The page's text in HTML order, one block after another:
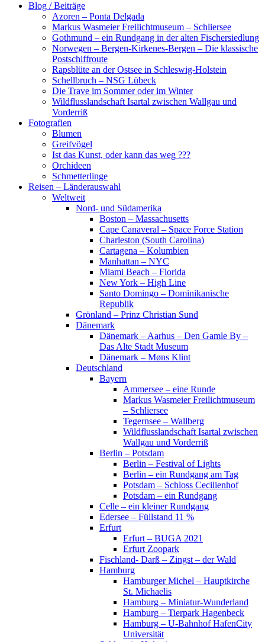
Blog / Beiträge
Azoren – Ponta Delgada
Markus Wasmeier Freilichtmuseum – Schliersee
Gothmund – ein Rundgang in der alten Fischersiedlung
Norwegen – Bergen-Kirkenes-Bergen – Die klassische
Postschiffroute
Rapsblüte an der Ostsee in Schleswig-Holstein
Schellbruch – NSG Lübeck
Die Trave im Sommer oder im Winter
Wildflusslandschaft Isartal zwischen Wallgau und
Vorderriß
Fotografien
Blumen
Greifvögel
Ist das Kunst, oder kann das weg ???
Orchideen
Schmetterlinge
Reisen – Länderauswahl
Weltweit
Nord- und Südamerika
Boston – Massachusetts
Cape Canaveral – Space Force Station
Charleston (South Carolina)
Cartagena – Kolumbien
Manhattan – NYC
Miami Beach – Florida
New York – High Line
Santo Domingo – Dominikanische
Republik
Grönland – Prinz Christian Sund
Dänemark
Dänemark – Aarhus – Den Gamle By –
Das Alte Stadt Museum
Dänemark – Møns Klint
Deutschland
Bayern
Ammersee – eine Runde
Markus Wasmeier Freilichtmuseum
– Schliersee
Tegernsee – Wallberg
Wildflusslandschaft Isartal zwischen
Wallgau und Vorderriß
Berlin – Potsdam
Berlin – Festival of Lights
Berlin – ein Rundgang am Tag
Potsdam – Schloss Cecilienhof
Potsdam – ein Rundgang
Celle – ein kleiner Rundgang
Edersee – Füllstand 11 %
Erfurt
Erfurt – BUGA 2021
Erfurt Zoopark
Fischland- Darß – Zingst – der Wald
Hamburg
Hamburger Michel – Hauptkirche
St. Michaelis
Hamburg – Miniatur-Wunderland
Hamburg – Tierpark Hagenbeck
Hamburg – U-Bahnhof HafenCity
Universität